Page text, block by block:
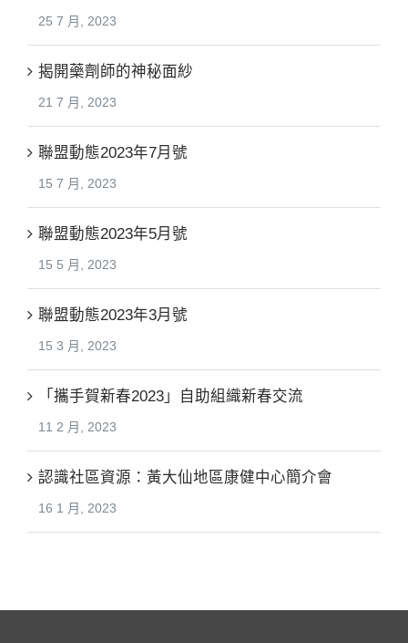
25 7 月, 2023
揭開藥劑師的神秘面紗
21 7 月, 2023
聯盟動態2023年7月號
15 7 月, 2023
聯盟動態2023年5月號
15 5 月, 2023
聯盟動態2023年3月號
15 3 月, 2023
「攜手賀新春2023」自助組織新春交流
11 2 月, 2023
認識社區資源：黃大仙地區康健中心簡介會
16 1 月, 2023